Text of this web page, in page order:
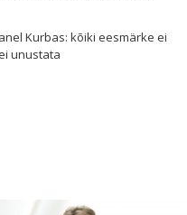
Kurbas: kõiki eesmärke ei
unustata